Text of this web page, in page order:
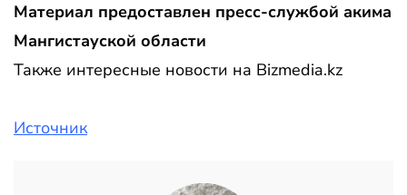
Материал предоставлен пресс-службой акима
Мангистауской области
Также интересные новости на Bizmedia.kz
Источник